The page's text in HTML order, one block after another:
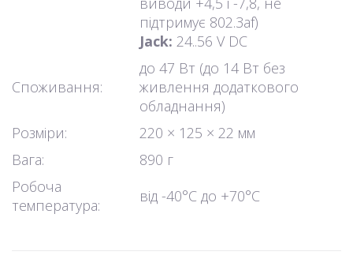
підтримує 802.3af)
Jack: 24..56 V DC
Споживання:
до 47 Вт (до 14 Вт без
живлення додаткового
обладнання)
Розміри:
220 × 125 × 22 мм
Вага:
890 г
Робоча
температура:
від -40°C до +70°С